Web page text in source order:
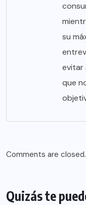
su
evitar
que
Comments are closed.
Quizás te